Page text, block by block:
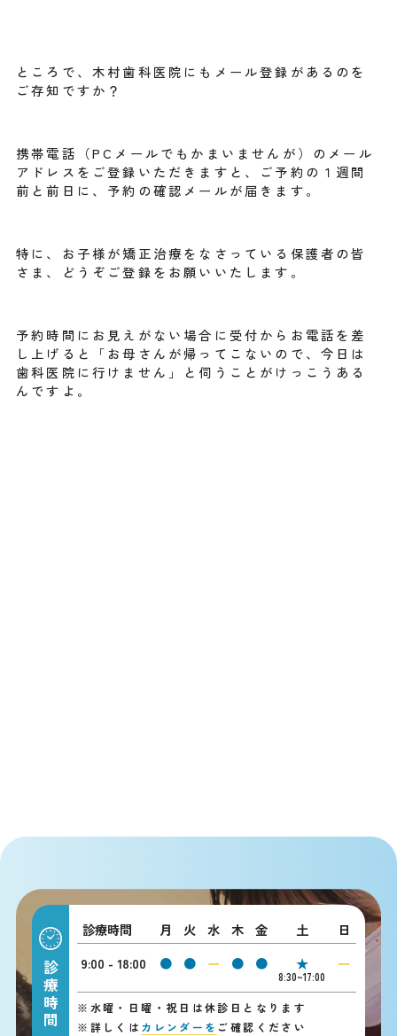
ところで、木村歯科医院にもメール登録があるのを
ご存知ですか？
携帯電話（PCメールでもかまいませんが）のメール
アドレスをご登録いただきますと、ご予約の１週間
前と前日に、予約の確認メールが届きます。
特に、お子様が矯正治療をなさっている保護者の皆
さま、どうぞご登録をお願いいたします。
予約時間にお見えがない場合に受付からお電話を差
し上げると「お母さんが帰ってこないので、今日は
歯科医院に行けません」と伺うことがけっこうある
んですよ。
診療時間
診療時間 月 火 水 木 金 土
日
9:00 - 18:00
● ● ー ● ● ★
8:30~17:00
ー
※ 水曜・日曜・祝日は休診日となります
※ 詳しくは カレンダーを ご確認ください